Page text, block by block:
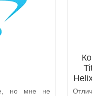
но мне не